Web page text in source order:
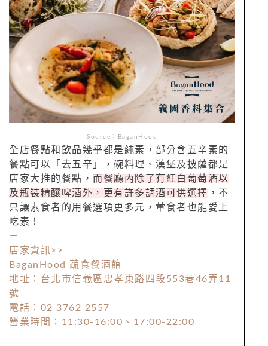
Source：BaganHood
全店餐點和飲品幾乎都是純素，部分含五辛素的
餐點可以「去五辛」，碗料理、漢堡及披薩都是
店家大推的餐點， 而餐廳內除了有紅白葡萄酒以
及瓶裝精釀啤酒外，更有許多調酒可供選擇 ，不
只讓素食者的用餐選項更多元，葷食者也能愛上
吃素！
－
店家資訊>>
BaganHood 蔬食餐酒館
地址：台北市信義區忠孝東路四段553巷46弄11
號
電話：02 3762 2557
營業時間： 11:30-16:00 、 17:00-22:00